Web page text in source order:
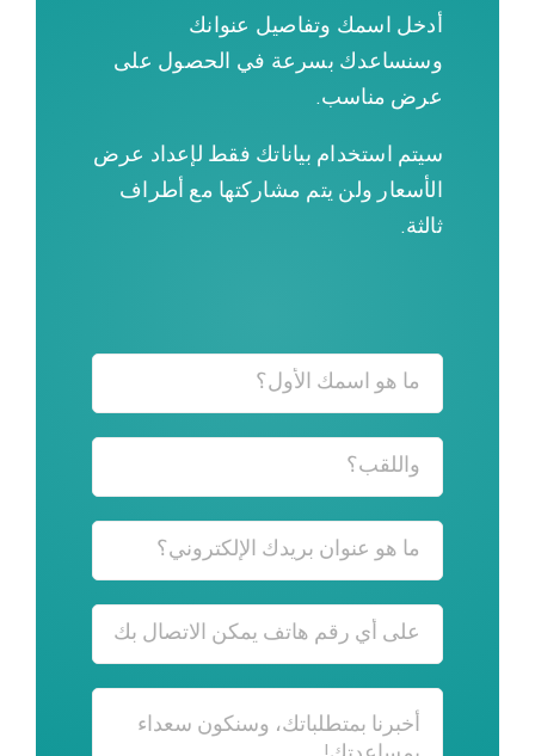
أدخل اسمك وتفاصيل عنوانك
وسنساعدك بسرعة في الحصول على
عرض مناسب.
سيتم استخدام بياناتك فقط لإعداد عرض
الأسعار ولن يتم مشاركتها مع أطراف
ثالثة.